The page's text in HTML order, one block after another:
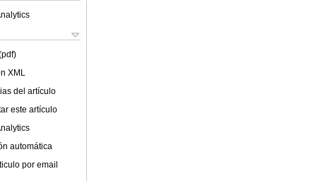
XML
del artículo
este artículo
automática
por email